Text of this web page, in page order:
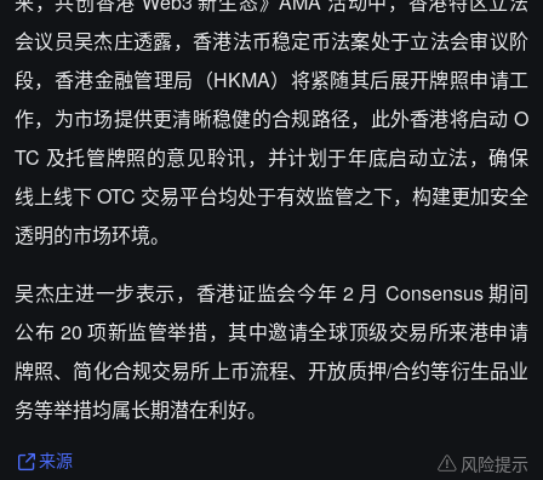
会议员吴杰庄透露，香港法币稳定币法案处于立法会审议阶
段，香港金融管理局（HKMA）将紧随其后展开牌照申请工
作，为市场提供更清晰稳健的合规路径，此外香港将启动 O
TC 及托管牌照的意见聆讯，并计划于年底启动立法，确保
线上线下 OTC 交易平台均处于有效监管之下，构建更加安全
透明的市场环境。
吴杰庄进一步表示，香港证监会今年 2 月 Consensus 期间
公布 20 项新监管举措，其中邀请全球顶级交易所来港申请
牌照、简化合规交易所上币流程、开放质押/合约等衍生品业
务等举措均属长期潜在利好。
来源 风险提示